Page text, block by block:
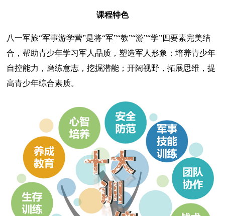
课程特色
八一军旅“军事游学营”是将“军”“教”“游”“学”四要素完美结
合，帮助青少年学习军人品质，塑造军人形象；培养青少年
自控能力，磨练意志，挖掘潜能；开阔视野，拓展思维，提
高青少年综合素质。